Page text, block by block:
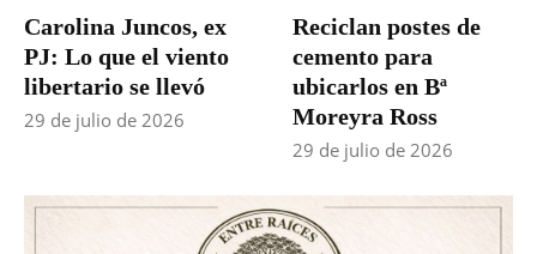
Carolina Juncos, ex
PJ: Lo que el viento
libertario se llevó
29 de julio de 2026
Reciclan postes de
cemento para
ubicarlos en Bª
Moreyra Ross
29 de julio de 2026